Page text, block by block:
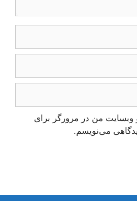
وبسایت من در مرورگر برای
می‌نویسم.